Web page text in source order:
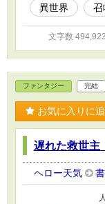
異世界 召
文字数 494,923
ファンタジー 完結
お気に入りに
遅れた救世主
ヘロー天気